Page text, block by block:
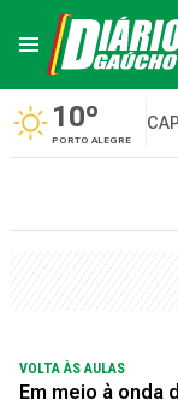
10º
PORTO ALEGRE
VOLTA ÀS AULAS
Em meio à onda